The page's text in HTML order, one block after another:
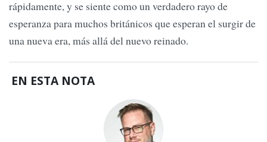
rápidamente, y se siente como un verdadero rayo de
esperanza para muchos británicos que esperan el surgir de
una nueva era, más allá del nuevo reinado.
EN ESTA NOTA